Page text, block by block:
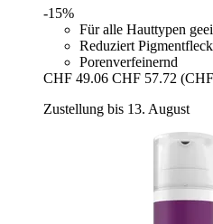
-15%
Für alle Hauttypen
Reduziert
Porenverfeinernd
CHF 49.06 CHF 57.72
Zustellung bis 13. August